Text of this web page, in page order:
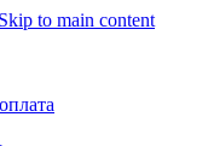
Skip to main content